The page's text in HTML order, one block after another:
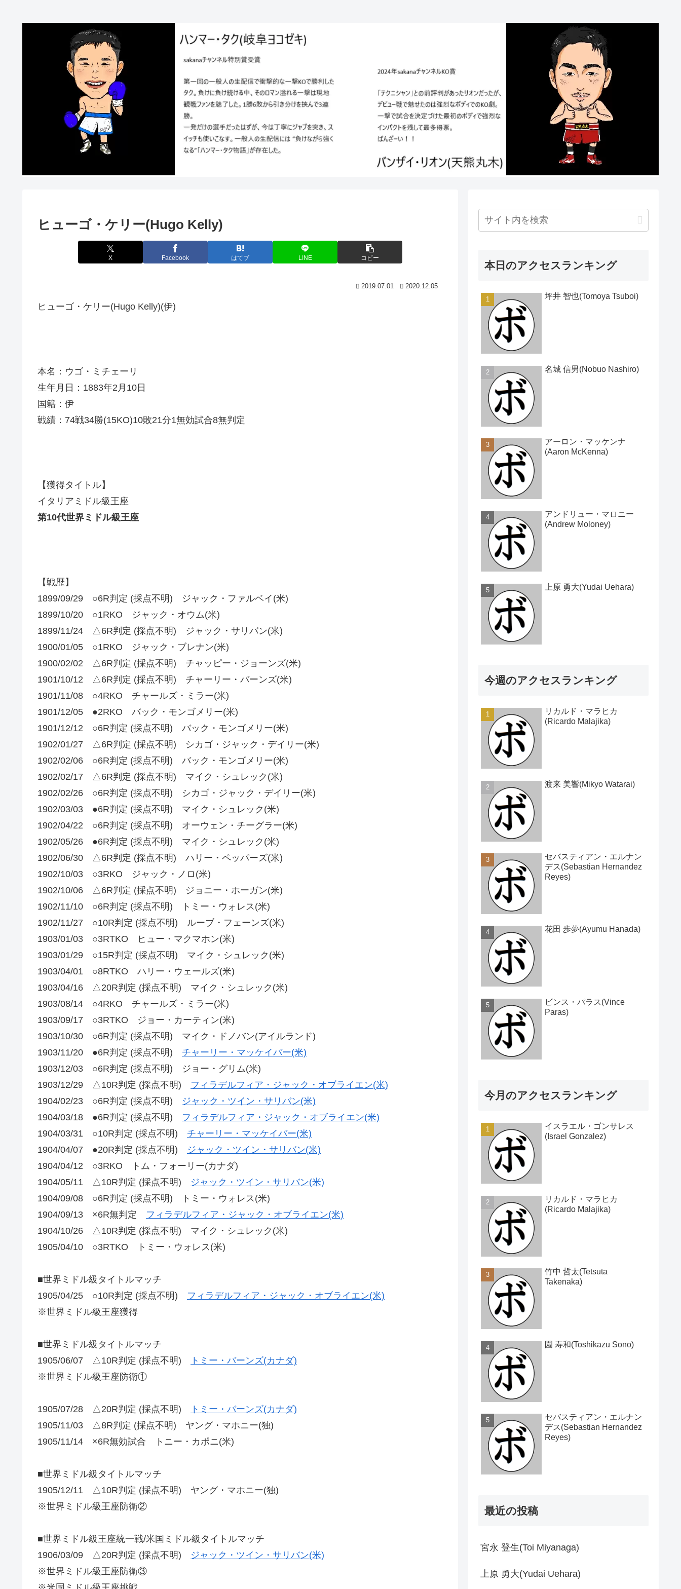
ヒューゴ・ケリー(Hugo Kelly)
X Facebook はてブ LINE コピー
2019.07.01 2020.12.05
ヒューゴ・ケリー(Hugo Kelly)(伊)
本名：ウゴ・ミチェーリ
生年月日：1883年2月10日
国籍：伊
戦績：74戦34勝(15KO)10敗21分1無効試合8無判定
【獲得タイトル】
イタリアミドル級王座
第10代世界ミドル級王座
【戦歴】
1899/09/29 ○6R判定 (採点不明) ジャック・ファルベイ(米)
1899/10/20 ○1RKO ジャック・オウム(米)
1899/11/24 △6R判定 (採点不明) ジャック・サリバン(米)
1900/01/05 ○1RKO ジャック・ブレナン(米)
1900/02/02 △6R判定 (採点不明) チャッピー・ジョーンズ(米)
1901/10/12 △6R判定 (採点不明) チャーリー・バーンズ(米)
1901/11/08 ○4RKO チャールズ・ミラー(米)
1901/12/05 ●2RKO バック・モンゴメリー(米)
1901/12/12 ○6R判定 (採点不明) バック・モンゴメリー(米)
1902/01/27 △6R判定 (採点不明) シカゴ・ジャック・デイリー(米)
1902/02/06 ○6R判定 (採点不明) バック・モンゴメリー(米)
1902/02/17 △6R判定 (採点不明) マイク・シュレック(米)
1902/02/26 ○6R判定 (採点不明) シカゴ・ジャック・デイリー(米)
1902/03/03 ●6R判定 (採点不明) マイク・シュレック(米)
1902/04/22 ○6R判定 (採点不明) オーウェン・チーグラー(米)
1902/05/26 ●6R判定 (採点不明) マイク・シュレック(米)
1902/06/30 △6R判定 (採点不明) ハリー・ペッパーズ(米)
1902/10/03 ○3RKO ジャック・ノロ(米)
1902/10/06 △6R判定 (採点不明) ジョニー・ホーガン(米)
1902/11/10 ○6R判定 (採点不明) トミー・ウォレス(米)
1902/11/27 ○10R判定 (採点不明) ルーブ・フェーンズ(米)
1903/01/03 ○3RTKO ヒュー・マクマホン(米)
1903/01/29 ○15R判定 (採点不明) マイク・シュレック(米)
1903/04/01 ○8RTKO ハリー・ウェールズ(米)
1903/04/16 △20R判定 (採点不明) マイク・シュレック(米)
1903/08/14 ○4RKO チャールズ・ミラー(米)
1903/09/17 ○3RTKO ジョー・カーティン(米)
1903/10/30 ○6R判定 (採点不明) マイク・ドノバン(アイルランド)
1903/11/20 ●6R判定 (採点不明) チャーリー・マッケイバー(米)
1903/12/03 ○6R判定 (採点不明) ジョー・グリム(米)
1903/12/29 △10R判定 (採点不明) フィラデルフィア・ジャック・オブライエン(米)
1904/02/23 ○6R判定 (採点不明) ジャック・ツイン・サリバン(米)
1904/03/18 ●6R判定 (採点不明) フィラデルフィア・ジャック・オブライエン(米)
1904/03/31 ○10R判定 (採点不明) チャーリー・マッケイバー(米)
1904/04/07 ●20R判定 (採点不明) ジャック・ツイン・サリバン(米)
1904/04/12 ○3RKO トム・フォーリー(カナダ)
1904/05/11 △10R判定 (採点不明) ジャック・ツイン・サリバン(米)
1904/09/08 ○6R判定 (採点不明) トミー・ウォレス(米)
1904/09/13 ×6R無判定 フィラデルフィア・ジャック・オブライエン(米)
1904/10/26 △10R判定 (採点不明) マイク・シュレック(米)
1905/04/10 ○3RTKO トミー・ウォレス(米)
■世界ミドル級タイトルマッチ
1905/04/25 ○10R判定 (採点不明) フィラデルフィア・ジャック・オブライエン(米)
※世界ミドル級王座獲得
■世界ミドル級タイトルマッチ
1905/06/07 △10R判定 (採点不明)
トミー・バーンズ(カナダ)
※世界ミドル級王座防衛①
1905/07/28 △20R判定 (採点不明)
トミー・バーンズ(カナダ)
1905/11/03 △8R判定 (採点不明) ヤング・マホニー(独)
1905/11/14 ×6R無効試合 トニー・カポニ(米)
■世界ミドル級タイトルマッチ
1905/12/11 △10R判定 (採点不明) ヤング・マホニー(独)
※世界ミドル級王座防衛②
■世界ミドル級王座統一戦/米国ミドル級タイトルマッチ
1906/03/09 △20R判定 (採点不明) ジャック・ツイン・サリバン(米)
※世界ミドル級王座防衛③
本日のアクセスランキング
坪井 智也(Tomoya Tsuboi)
名城 信男(Nobuo Nashiro)
アーロン・マッケンナ
(Aaron McKenna)
アンドリュー・マロニー
(Andrew Moloney)
上原 勇大(Yudai Uehara)
今週のアクセスランキング
リカルド・マラヒカ
(Ricardo Malajika)
渡来 美響(Mikyo Watarai)
セバスティアン・エルナン
デス(Sebastian Hernandez
Reyes)
花田 歩夢(Ayumu Hanada)
ビンス・パラス(Vince
Paras)
今月のアクセスランキング
イスラエル・ゴンサレス
(Israel Gonzalez)
リカルド・マラヒカ
(Ricardo Malajika)
竹中 哲太(Tetsuta
Takenaka)
園 寿和(Toshikazu Sono)
セバスティアン・エルナン
デス(Sebastian Hernandez
Reyes)
最近の投稿
宮永 登生(Toi Miyanaga)
上原 勇大(Yudai Uehara)